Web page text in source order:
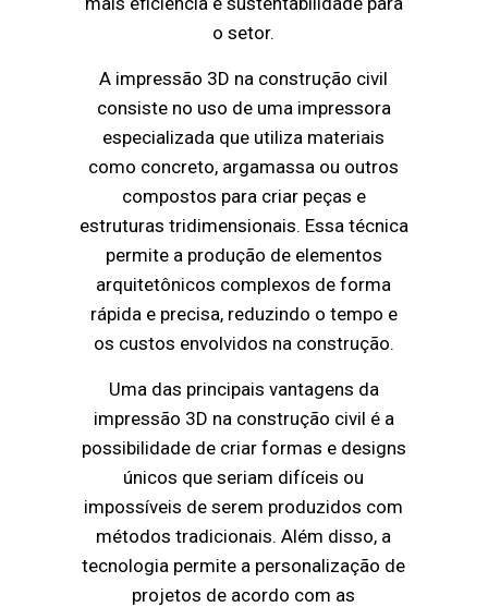
o setor.
A impressão 3D na construção civil
consiste no uso de uma impressora
especializada que utiliza materiais
como concreto, argamassa ou outros
compostos para criar peças e
estruturas tridimensionais. Essa técnica
permite a produção de elementos
arquitetônicos complexos de forma
rápida e precisa, reduzindo o tempo e
os custos envolvidos na construção.
Uma das principais vantagens da
impressão 3D na construção civil é a
possibilidade de criar formas e designs
únicos que seriam difíceis ou
impossíveis de serem produzidos com
métodos tradicionais. Além disso, a
tecnologia permite a personalização de
projetos de acordo com as